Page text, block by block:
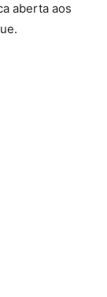
aberta aos